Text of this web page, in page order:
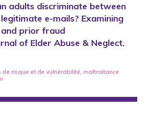
adults discriminate between
e-mails? Examining
prior fraud
of Elder Abuse & Neglect.
de risque et de vulnérabilité, maltraitance